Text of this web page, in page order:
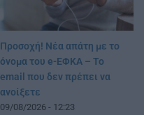
Προσοχή! Νέα απάτη με το
όνομα του e-ΕΦΚΑ – Το
email που δεν πρέπει να
ανοίξετε
09/08/2026 - 12:23